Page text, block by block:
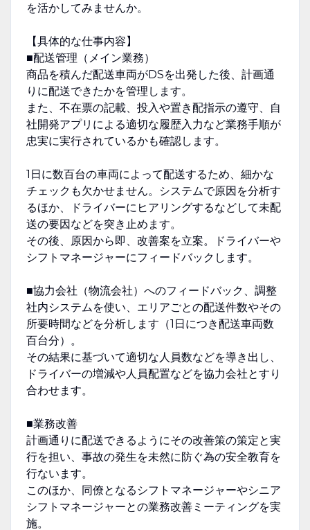
を活かしてみませんか。
【具体的な仕事内容】
■配送管理（メイン業務）
商品を積んだ配送車両がDSを出発した後、計画通
りに配送できたかを管理します。
また、不在票の記載、投入や置き配指示の遵守、自
社開発アプリによる適切な履歴入力など業務手順が
忠実に実行されているかも確認します。
1日に数百台の車両によって配送するため、細かな
チェックも欠かせません。システムで原因を分析す
るほか、ドライバーにヒアリングするなどして未配
送の要因などを突き止めます。
その後、原因から即、改善案を立案。ドライバーや
シフトマネージャーにフィードバックします。
■協力会社（物流会社）へのフィードバック、調整
社内システムを使い、エリアごとの配送件数やその
所要時間などを分析します（1日につき配送車両数
百台分）。
その結果に基づいて適切な人員数などを導き出し、
ドライバーの増減や人員配置などを協力会社とすり
合わせます。
■業務改善
計画通りに配送できるようにその改善策の策定と実
行を担い、事故の発生を未然に防ぐ為の安全教育を
行ないます。
このほか、同僚となるシフトマネージャーやシニア
シフトマネージャーとの業務改善ミーティングを実
施。